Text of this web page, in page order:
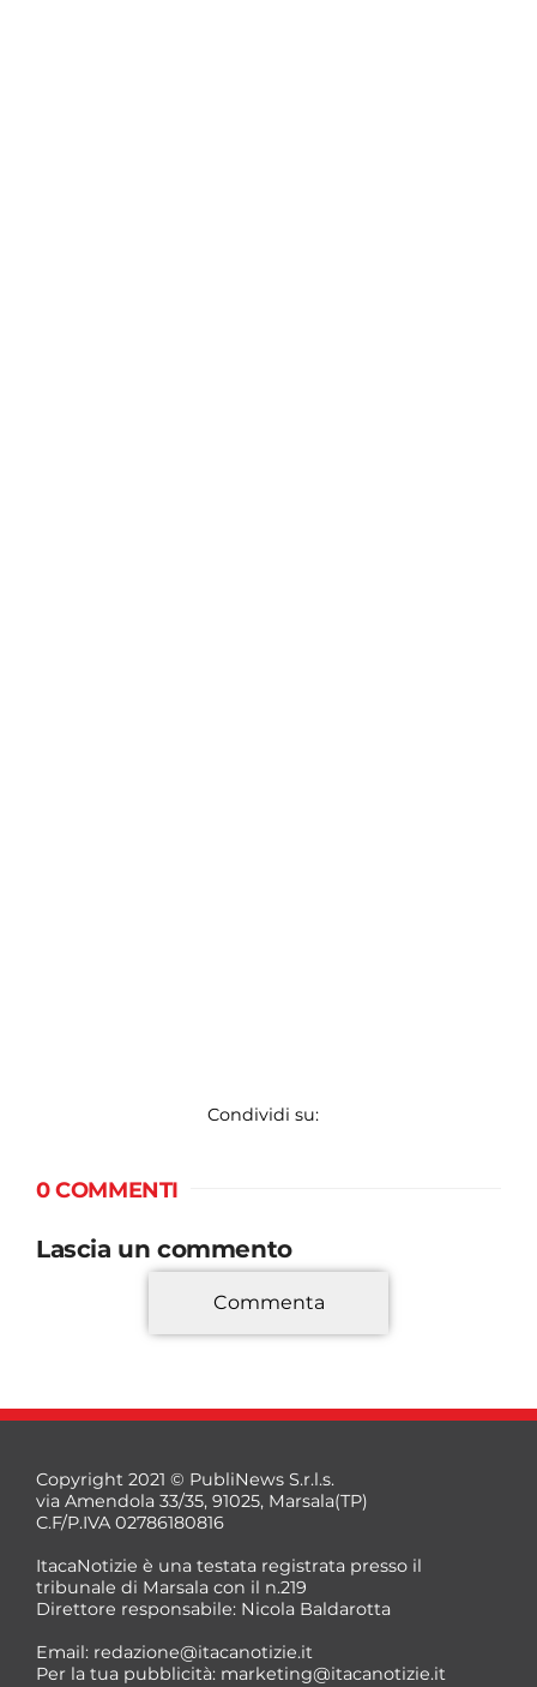
Condividi su:
0 COMMENTI
Lascia un commento
*
*
Commenta
Copyright 2021 © PubliNews S.r.l.s.
via Amendola 33/35, 91025, Marsala(TP)
C.F/P.IVA 02786180816
ItacaNotizie è una testata registrata presso il
tribunale di Marsala con il n.219
Direttore responsabile: Nicola Baldarotta
Email: redazione@itacanotizie.it
Per la tua pubblicità: marketing@itacanotizie.it